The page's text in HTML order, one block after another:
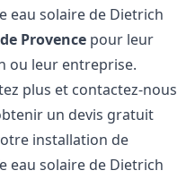
eau solaire de Dietrich
Provence pour leur
ou leur entreprise.
plus et contactez-nous
un devis gratuit
installation de
eau solaire de Dietrich